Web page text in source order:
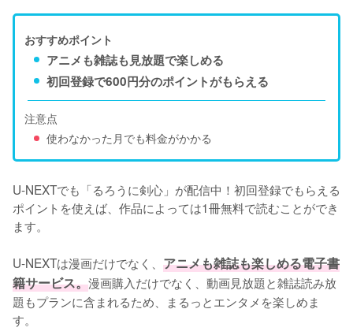
おすすめポイント
アニメも雑誌も見放題で楽しめる
初回登録で600円分のポイントがもらえる
注意点
使わなかった月でも料金がかかる
U-NEXTでも「るろうに剣心」が配信中！初回登録でもらえる
ポイントを使えば、作品によっては1冊無料で読むことができ
ます。
U-NEXTは漫画だけでなく、 アニメも雑誌も楽しめる電子書
籍サービス。漫画購入だけでなく、動画見放題と雑誌読み放
題もプランに含まれるため、まるっとエンタメを楽しめま
す。